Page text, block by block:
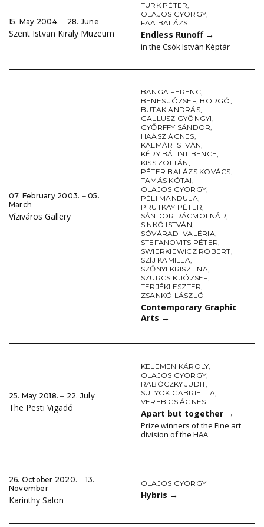
15. May 2004. ‒ 28. June
Szent Istvan Kiraly Muzeum
TÜRK PÉTER,
OLAJOS GYÖRGY,
FAA BALÁZS
Endless Runoff →
in the Csók István Képtár
07. February 2003. ‒ 05.
March
Víziváros Gallery
BANGA FERENC,
BENES JÓZSEF, BORGÓ,
BUTAK ANDRÁS,
GALLUSZ GYÖNGYI,
GYŐRFFY SÁNDOR,
HAÁSZ ÁGNES,
KALMÁR ISTVÁN,
KÉRY BÁLINT BENCE,
KISS ZOLTÁN,
PÉTER BALÁZS KOVÁCS,
TAMÁS KÓTAI,
OLAJOS GYÖRGY,
PÉLI MANDULA,
PRUTKAY PÉTER,
SÁNDOR RÁCMOLNÁR,
SINKÓ ISTVÁN,
SÓVÁRADI VALÉRIA,
STEFANOVITS PÉTER,
SWIERKIEWICZ RÓBERT,
SZÍJ KAMILLA,
SZŐNYI KRISZTINA,
SZURCSIK JÓZSEF,
TERJÉKI ESZTER,
ZSANKÓ LÁSZLÓ
Contemporary Graphic
Arts →
25. May 2018. ‒ 22. July
The Pesti Vigadó
KELEMEN KÁROLY,
OLAJOS GYÖRGY,
RABÓCZKY JUDIT,
SULYOK GABRIELLA,
VEREBICS ÁGNES
Apart but together →
Prize winners of the Fine art
division of the HAA
26. October 2020. ‒ 13.
November
Karinthy Salon
OLAJOS GYÖRGY
Hybris →